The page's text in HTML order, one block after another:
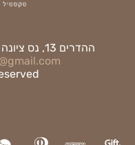
ההדרים 13, נס ציונה | טלפון: